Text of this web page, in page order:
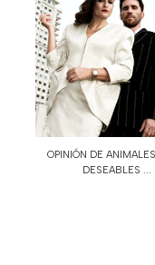
OPINIÓN DE
DESEABLES ...